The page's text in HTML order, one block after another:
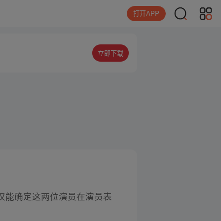
打开APP
立即下载
能确定这两位演员在演员表